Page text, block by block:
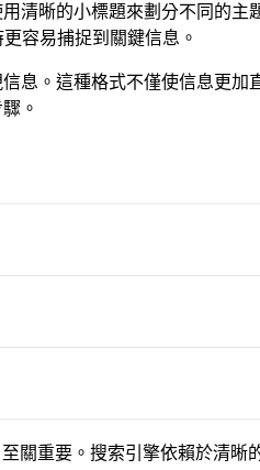
清晰的小標題來劃分不同的
容易捕捉到關鍵信息。
息。這種格式不僅使信息更
。
關重要。搜索引擎依賴於清